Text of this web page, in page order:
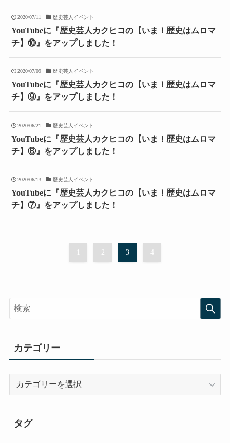
2020/07/11 歴史芸人イベント
YouTubeに『歴史芸人カクヒコの【いま！歴史はムロマ
チ】⑩』をアップしました！
2020/07/09 歴史芸人イベント
YouTubeに『歴史芸人カクヒコの【いま！歴史はムロマ
チ】⑨』をアップしました！
2020/06/21 歴史芸人イベント
YouTubeに『歴史芸人カクヒコの【いま！歴史はムロマ
チ】⑧』をアップしました！
2020/06/13 歴史芸人イベント
YouTubeに『歴史芸人カクヒコの【いま！歴史はムロマ
チ】⑦』をアップしました！
2 3 4
カテゴリー
ー
タグ